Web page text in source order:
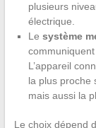
plusieurs
électrique.
Le système
L’appareil
la plus proche
mais aussi la
Le choix dépend